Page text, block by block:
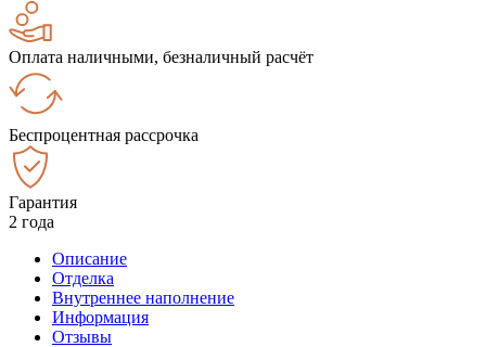
Оплата наличными, безналичный расчёт
Беспроцентная рассрочка
Гарантия
2 года
Описание
Отделка
Внутреннее наполнение
Информация
Отзывы